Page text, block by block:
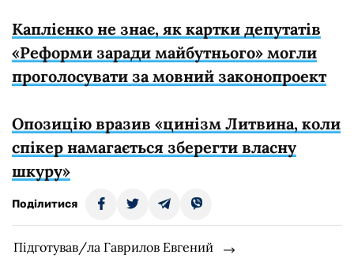
Каплієнко не знає, як картки депутатів
«Реформи заради майбутнього» могли
проголосувати за мовний законопроект
Опозицію вразив «цинізм Литвина, коли
спікер намагається зберегти власну
шкуру»
Поділитися
Підготував/ла Гаврилов Евгений